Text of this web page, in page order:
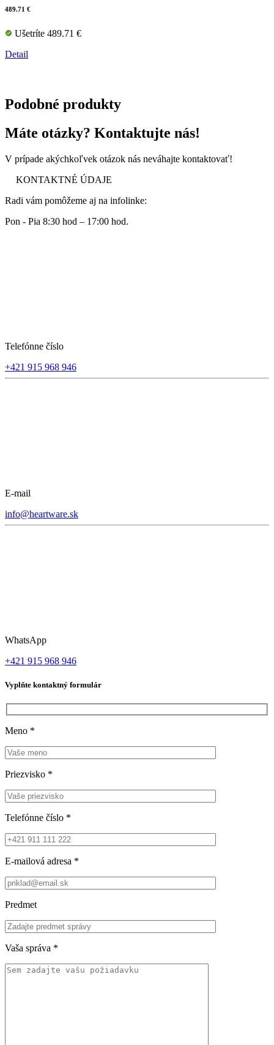
489.71 €
Ušetríte 489.71 €
Detail
Podobné produkty
Máte otázky? Kontaktujte nás!
V prípade akýchkoľvek otázok nás neváhajte kontaktovať!
KONTAKTNÉ ÚDAJE
Radi vám pomôžeme aj na infolinke:
Pon - Pia 8:30 hod – 17:00 hod.
Telefónne číslo
+421 915 968 946
E-mail
info@heartware.sk
WhatsApp
+421 915 968 946
Vyplňte kontaktný formulár
Meno *
Priezvisko *
Telefónne číslo *
E-mailová adresa *
Predmet
Vaša správa *